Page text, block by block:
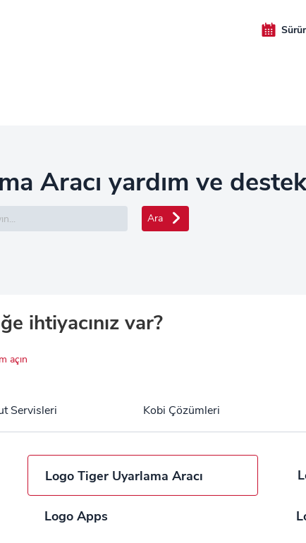
Aracı yardım ve destek
Ara
ihtiyacınız var?
açın
Servisleri Kobi Çözümleri
Logo Tiger Uyarlama Aracı
Logo Apps